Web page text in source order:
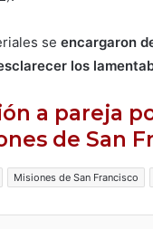
se encargaron
los
a pareja
de San
Misiones de San Francisco